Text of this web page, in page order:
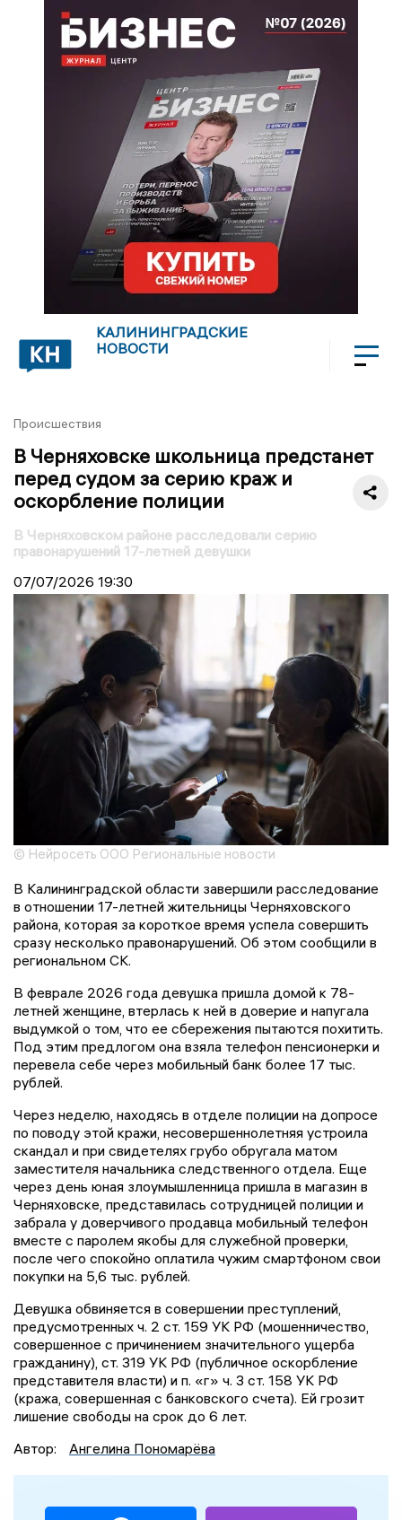
КАЛИНИНГРАДСКИЕ
НОВОСТИ
Происшествия
В Черняховске школьница предстанет
перед судом за серию краж и
оскорбление полиции
В Черняховском районе расследовали серию
правонарушений 17-летней девушки
07/07/2026 19:30
© Нейросеть ООО Региональные новости
В Калининградской области завершили расследование
в отношении 17-летней жительницы Черняховского
района, которая за короткое время успела совершить
сразу несколько правонарушений. Об этом сообщили в
региональном СК.
В феврале 2026 года девушка пришла домой к 78-
летней женщине, втерлась к ней в доверие и напугала
выдумкой о том, что ее сбережения пытаются похитить.
Под этим предлогом она взяла телефон пенсионерки и
перевела себе через мобильный банк более 17 тыс.
рублей.
Через неделю, находясь в отделе полиции на допросе
по поводу этой кражи, несовершеннолетняя устроила
скандал и при свидетелях грубо обругала матом
заместителя начальника следственного отдела. Еще
через день юная злоумышленница пришла в магазин в
Черняховске, представилась сотрудницей полиции и
забрала у доверчивого продавца мобильный телефон
вместе с паролем якобы для служебной проверки,
после чего спокойно оплатила чужим смартфоном свои
покупки на 5,6 тыс. рублей.
Девушка обвиняется в совершении преступлений,
предусмотренных ч. 2 ст. 159 УК РФ (мошенничество,
совершенное с причинением значительного ущерба
гражданину), ст. 319 УК РФ (публичное оскорбление
представителя власти) и п. «г» ч. 3 ст. 158 УК РФ
(кража, совершенная с банковского счета). Ей грозит
лишение свободы на срок до 6 лет.
Автор:
Ангелина Пономарёва